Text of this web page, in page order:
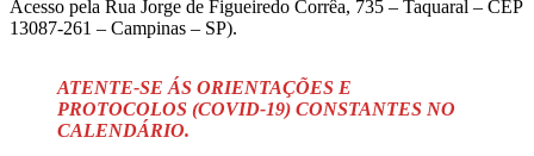
Acesso pela Rua Jorge de Figueiredo Corrêa, 735 – Taquaral – CEP
13087-261 – Campinas – SP).
ATENTE-SE ÁS ORIENTAÇÕES E
PROTOCOLOS (COVID-19) CONSTANTES NO
CALENDÁRIO.